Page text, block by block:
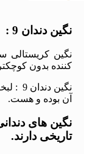
نگین دندان 9 :
نگین کریستالی
کننده بدون
نگین
آن بوده و هست.
نگین های
تاریخی دارند.